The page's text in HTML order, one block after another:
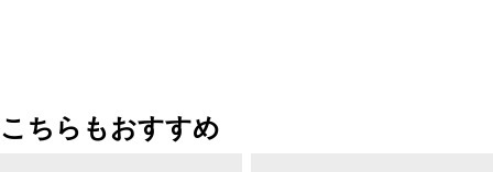
こちらもおすすめ